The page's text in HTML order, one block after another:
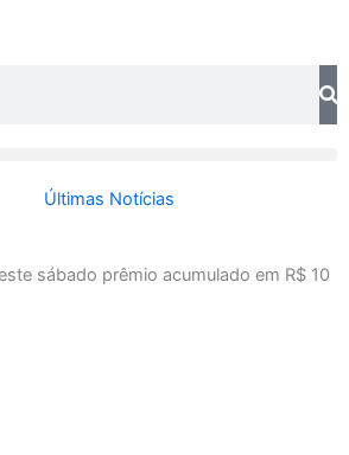
Últimas Notícias
sábado prêmio acumulado em R$ 10